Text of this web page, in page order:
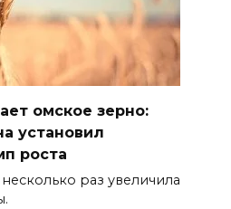
омское зерно:
установил
роста
раз увеличила